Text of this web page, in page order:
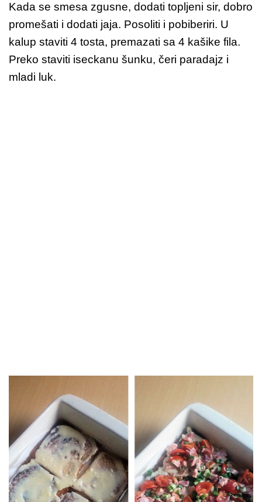
Kada se smesa zgusne, dodati topljeni sir, dobro
promešati i dodati jaja. Posoliti i pobiberiri. U
kalup staviti 4 tosta, premazati sa 4 kašike fila.
Preko staviti iseckanu šunku, čeri paradajz i
mladi luk.